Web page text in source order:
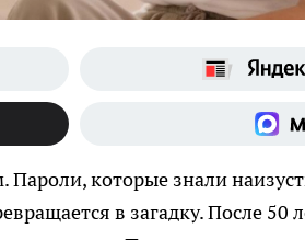
которые знали
в загадку. После